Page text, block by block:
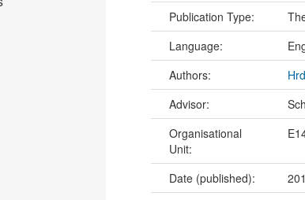
Publication Type:
Language:
Authors:
Advisor:
Organisational
Unit:
Date (published):